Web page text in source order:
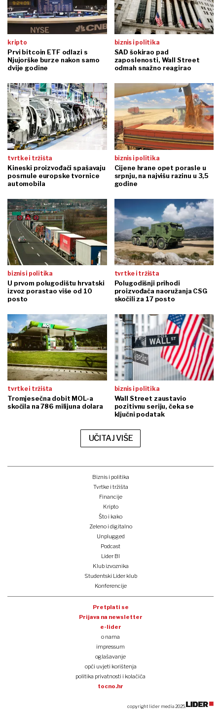
kripto
Prvi bitcoin ETF odlazi s
Njujorške burze nakon samo
dvije godine
biznis i politika
SAD šokirao pad
zaposlenosti, Wall Street
odmah snažno reagirao
tvrtke i tržišta
Kineski proizvođači spašavaju
posrnule europske tvornice
automobila
biznis i politika
Cijene hrane opet porasle u
srpnju, na najvišu razinu u 3,5
godine
biznis i politika
U prvom polugodištu hrvatski
izvoz porastao više od 10
posto
tvrtke i tržišta
Polugodišnji prihodi
proizvođača naoružanja CSG
skočili za 17 posto
tvrtke i tržišta
Tromjesečna dobit MOL-a
skočila na 786 milijuna dolara
biznis i politika
Wall Street zaustavio
pozitivnu seriju, čeka se
ključni podatak
UČITAJ VIŠE
Biznis i politika
Tvrtke i tržišta
Financije
Kripto
Što i kako
Zeleno i digitalno
Unplugged
Podcast
Lider BI
Klub izvoznika
Studentski Lider klub
Konferencije
Pretplati se
Prijava na newsletter
e-lider
o nama
impressum
oglašavanje
opći uvjeti korištenja
politika privatnosti i kolačića
tocno.hr
copyright lider media 2025.